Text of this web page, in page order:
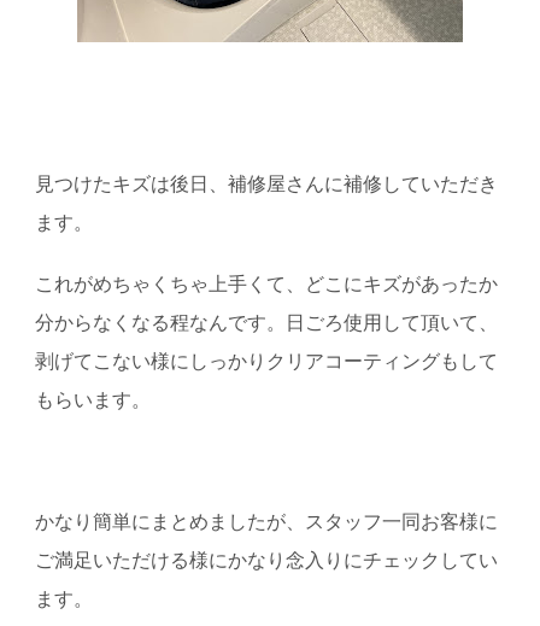
見つけたキズは後日、補修屋さんに補修していただき
ます。
これがめちゃくちゃ上手くて、どこにキズがあったか
分からなくなる程なんです。日ごろ使用して頂いて、
剥げてこない様にしっかりクリアコーティングもして
もらいます。
かなり簡単にまとめましたが、スタッフ一同お客様に
ご満足いただける様にかなり念入りにチェックしてい
ます。